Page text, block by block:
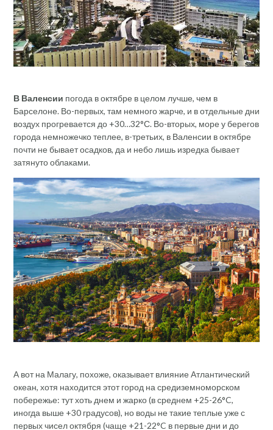
В Валенсии погода в октябре в целом лучше, чем в
Барселоне. Во-первых, там немного жарче, и в отдельные дни
воздух прогревается до +30…32°С. Во-вторых, море у берегов
города немножечко теплее, в-третьих, в Валенсии в октябре
почти не бывает осадков, да и небо лишь изредка бывает
затянуто облаками.
А вот на Малагу, похоже, оказывает влияние Атлантический
океан, хотя находится этот город на средиземноморском
побережье: тут хоть днем и жарко (в среднем +25-26°C,
иногда выше +30 градусов), но воды не такие теплые уже с
первых чисел октября (чаще +21-22°C в первые дни и до